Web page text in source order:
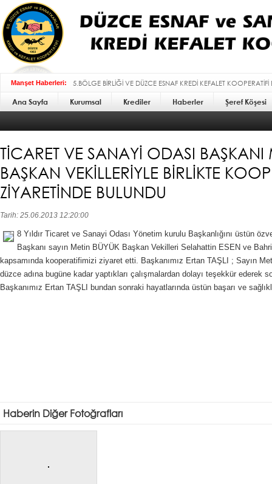
Manşet Haberleri:
5.BÖLGE BİRLİĞİ VE DÜZCE ESNAF KREDİ KEFALET
BAYRAMI MESAJI :
Ana Sayfa Kurumsal Krediler Haberler Şeref Köşesi
TİCARET VE SANAYİ ODASI BAŞKANI
BAŞKAN VEKİLLERİYLE BİRLİKTE
ZİYARETİNDE BULUNDU
Tarih: 25.06.2013 12:20:00
8 Yıldır Ticaret ve Sanayi Odası Yönetim kurulu Başkanlığını üstün
Başkanı sayın Metin BÜYÜK Başkan Vekilleri Selahattin ESEN ve
kapsamında kooperatifimizi ziyaret etti. Başkanımız Ertan TAŞLI ; Sayın
düzce adına bugüne kadar yaptıkları çalışmalardan dolayı teşekkür ederek
Başkanımız Ertan TAŞLI bundan sonraki hayatlarında üstün başarı ve
Haberin Diğer Fotoğrafları